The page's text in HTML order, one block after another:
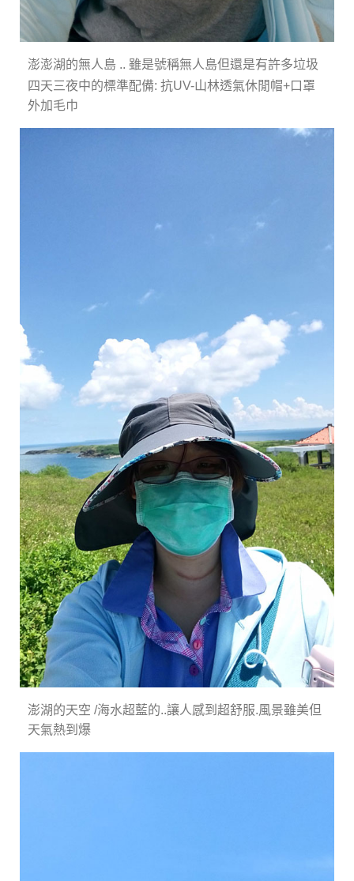
澎澎湖的無人島 .. 雖是號稱無人島但還是有許多垃圾
四天三夜中的標準配備: 抗UV-山林透氣休閒帽+口罩
外加毛巾
澎湖的天空 /海水超藍的..讓人感到超舒服.風景雖美但
天氣熱到爆